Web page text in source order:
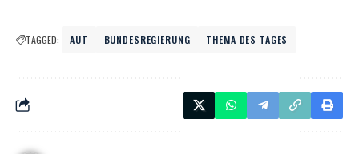
TAGGED: AUT BUNDESREGIERUNG THEMA DES TAGES